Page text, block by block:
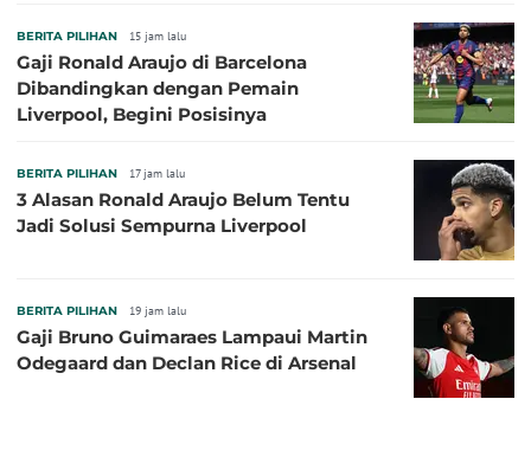
BERITA PILIHAN 15 jam lalu
Gaji Ronald Araujo di Barcelona
Dibandingkan dengan Pemain
Liverpool, Begini Posisinya
BERITA PILIHAN 17 jam lalu
3 Alasan Ronald Araujo Belum Tentu
Jadi Solusi Sempurna Liverpool
BERITA PILIHAN 19 jam lalu
Gaji Bruno Guimaraes Lampaui Martin
Odegaard dan Declan Rice di Arsenal